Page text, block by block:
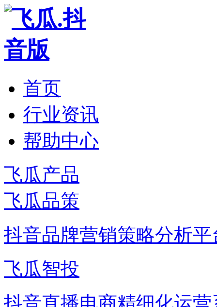
首页
行业资讯
帮助中心
飞瓜产品
飞瓜品策
抖音品牌营销策略分析平
飞瓜智投